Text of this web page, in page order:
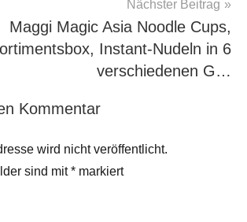
Nächster Beitrag
Maggi Magic Asia Noodle Cups,
Instant-Nudeln in 6
verschiedenen G…
Kommentar
wird nicht veröffentlicht.
sind mit* markiert